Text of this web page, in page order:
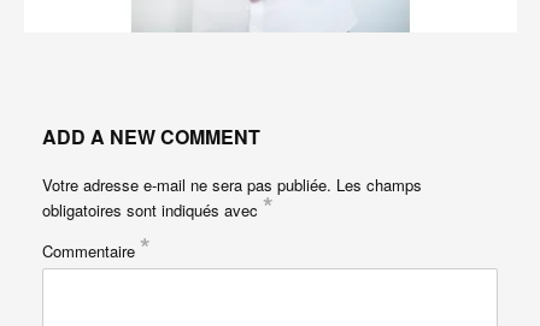
ADD A NEW COMMENT
Votre adresse e-mail ne sera pas publiée. Les champs
obligatoires sont indiqués avec *
Commentaire *